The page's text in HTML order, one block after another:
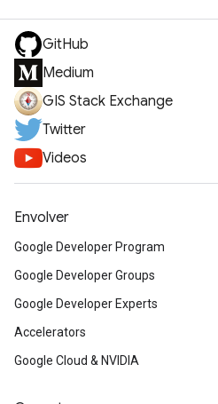
GitHub
Medium
GIS Stack Exchange
Twitter
Videos
Envolver
Google Developer Program
Google Developer Groups
Google Developer Experts
Accelerators
Google Cloud & NVIDIA